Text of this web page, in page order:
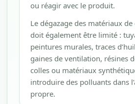
ou réagir avec le produit.
Le dégazage des matériaux
doit également être limité :
peintures murales, traces
gaines de ventilation, résines
colles ou matériaux
introduire des polluants dans
propre.